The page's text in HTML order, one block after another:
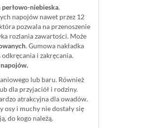
niebieska.
napojów nawet przez 12
pozwala na przenoszenie
rozlania zawartości. Może
. Gumowa nakładka
i zakręcania.
lub baru. Również
dla przyjaciół i rodziny.
atrakcyjna dla owadów.
osy i muchy nie dostały się
do kogo należą.